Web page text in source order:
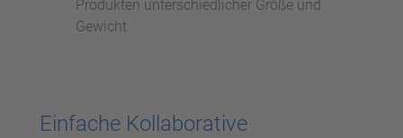
Produkten unterschiedlicher Größe und
Gewicht
Einfache Kollaborative